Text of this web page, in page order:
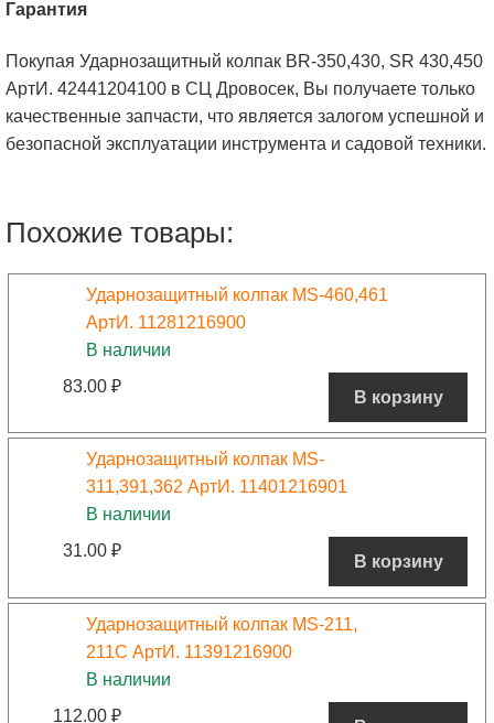
Гарантия
Покупая Ударнозащитный колпак BR-350,430, SR 430,450
АртИ. 42441204100 в СЦ Дровосек, Вы получаете только
качественные запчасти, что является залогом успешной и
безопасной эксплуатации инструмента и садовой техники.
Похожие товары:
Ударнозащитный колпак MS-460,461
АртИ. 11281216900
В наличии
83.00 ₽
В корзину
Ударнозащитный колпак MS-
311,391,362 АртИ. 11401216901
В наличии
31.00 ₽
В корзину
Ударнозащитный колпак MS-211,
211С АртИ. 11391216900
В наличии
112.00 ₽